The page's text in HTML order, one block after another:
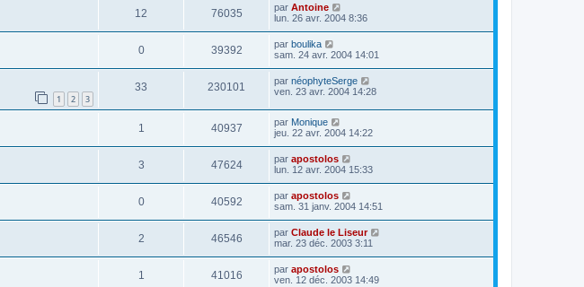
12 76035 par Antoine
lun. 26 avr. 2004 8:36
0 39392 par boulika
sam. 24 avr. 2004 14:01
1 2 3
33 230101 par néophyteSerge
ven. 23 avr. 2004 14:28
1 40937 par Monique
jeu. 22 avr. 2004 14:22
3 47624 par apostolos
lun. 12 avr. 2004 15:33
0 40592 par apostolos
sam. 31 janv. 2004 14:51
2 46546 par Claude le Liseur
mar. 23 déc. 2003 3:11
1 41016 par apostolos
ven. 12 déc. 2003 14:49